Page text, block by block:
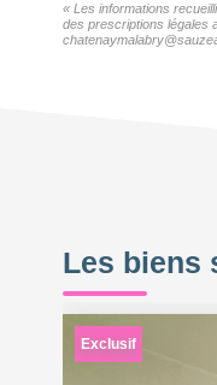
« Les informations
des prescriptions légales
Les biens
Exclusif